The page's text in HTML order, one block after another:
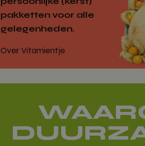
pakketten voor alle
gelegenheden.
Over Vitamientje
{32}